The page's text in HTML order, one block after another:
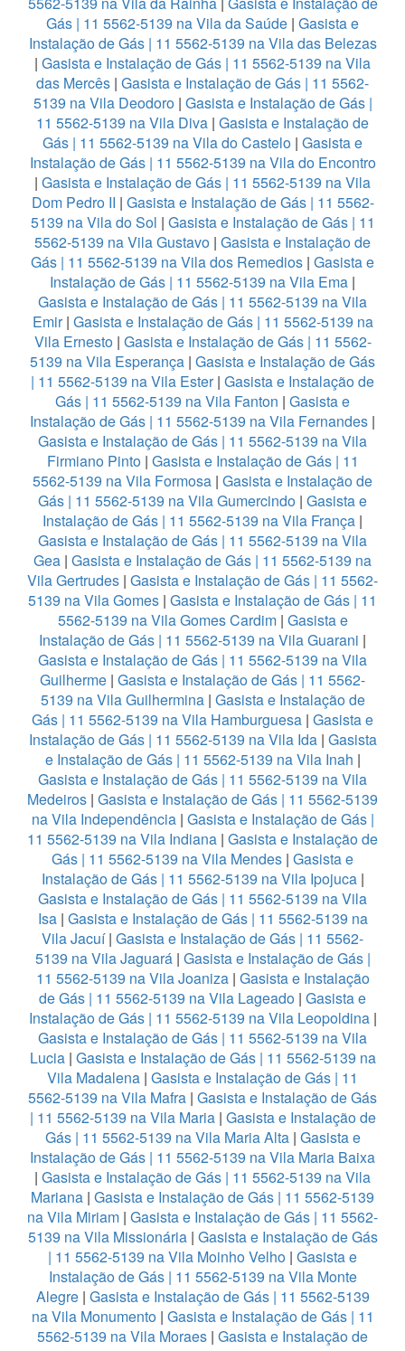
Gás | 11 5562-5139 na Vila da Saúde | Gasista e
Instalação de Gás | 11 5562-5139 na Vila das Belezas
| Gasista e Instalação de Gás | 11 5562-5139 na Vila
das Mercês | Gasista e Instalação de Gás | 11 5562-
5139 na Vila Deodoro| Gasista e Instalação de Gás |
11 5562-5139 na Vila Diva | Gasista e Instalação de
Gás | 11 5562-5139 na Vila do Castelo | Gasista e
Instalação de Gás | 11 5562-5139 na Vila do Encontro
| Gasista e Instalação de Gás | 11 5562-5139 na Vila
Dom Pedro II | Gasista e Instalação de Gás | 11 5562-
5139 na Vila do Sol | Gasista e Instalação de Gás | 11
5562-5139 na Vila Gustavo | Gasista e Instalação de
Gás | 11 5562-5139 na Vila dos Remedios | Gasista e
Instalação de Gás | 11 5562-5139 na Vila Ema |
Gasista e Instalação de Gás | 11 5562-5139 na Vila
Emir| Gasista e Instalação de Gás | 11 5562-5139 na
Vila Ernesto| Gasista e Instalação de Gás | 11 5562-
5139 na Vila Esperança | Gasista e Instalação de Gás
| 11 5562-5139 na Vila Ester| Gasista e Instalação de
Gás | 11 5562-5139 na Vila Fanton | Gasista e
Instalação de Gás | 11 5562-5139 na Vila Fernandes |
Gasista e Instalação de Gás | 11 5562-5139 na Vila
Firmiano Pinto| Gasista e Instalação de Gás | 11
5562-5139 na Vila Formosa | Gasista e Instalação de
Gás | 11 5562-5139 na Vila Gumercindo | Gasista e
Instalação de Gás | 11 5562-5139 na Vila França |
Gasista e Instalação de Gás | 11 5562-5139 na Vila
Gea | Gasista e Instalação de Gás | 11 5562-5139 na
Vila Gertrudes | Gasista e Instalação de Gás | 11 5562-
5139 na Vila Gomes | Gasista e Instalação de Gás | 11
5562-5139 na Vila Gomes Cardim| Gasista e
Instalação de Gás | 11 5562-5139 na Vila Guarani |
Gasista e Instalação de Gás | 11 5562-5139 na Vila
Guilherme | Gasista e Instalação de Gás | 11 5562-
5139 na Vila Guilhermina| Gasista e Instalação de
Gás | 11 5562-5139 na Vila Hamburguesa | Gasista e
Instalação de Gás | 11 5562-5139 na Vila Ida| Gasista
e Instalação de Gás | 11 5562-5139 na Vila Inah |
Gasista e Instalação de Gás | 11 5562-5139 na Vila
Medeiros | Gasista e Instalação de Gás | 11 5562-5139
na Vila Independência| Gasista e Instalação de Gás |
11 5562-5139 na Vila Indiana | Gasista e Instalação de
Gás | 11 5562-5139 na Vila Mendes | Gasista e
Instalação de Gás | 11 5562-5139 na Vila Ipojuca|
Gasista e Instalação de Gás | 11 5562-5139 na Vila
Isa| Gasista e Instalação de Gás | 11 5562-5139 na
Vila Jacuí| Gasista e Instalação de Gás | 11 5562-
5139 na Vila Jaguará| Gasista e Instalação de Gás |
11 5562-5139 na Vila Joaniza| Gasista e Instalação
de Gás | 11 5562-5139 na Vila Lageado | Gasista e
Instalação de Gás | 11 5562-5139 na Vila Leopoldina|
Gasista e Instalação de Gás | 11 5562-5139 na Vila
Lucia| Gasista e Instalação de Gás | 11 5562-5139 na
Vila Madalena | Gasista e Instalação de Gás | 11
5562-5139 na Vila Mafra | Gasista e Instalação de Gás
| 11 5562-5139 na Vila Maria| Gasista e Instalação de
Gás | 11 5562-5139 na Vila Maria Alta| Gasista e
Instalação de Gás | 11 5562-5139 na Vila Maria Baixa
| Gasista e Instalação de Gás | 11 5562-5139 na Vila
Mariana | Gasista e Instalação de Gás | 11 5562-5139
na Vila Miriam | Gasista e Instalação de Gás | 11 5562-
5139 na Vila Missionária| Gasista e Instalação de Gás
| 11 5562-5139 na Vila Moinho Velho | Gasista e
Instalação de Gás | 11 5562-5139 na Vila Monte
Alegre| Gasista e Instalação de Gás | 11 5562-5139
na Vila Monumento| Gasista e Instalação de Gás | 11
5562-5139 na Vila Moraes | Gasista e Instalação de